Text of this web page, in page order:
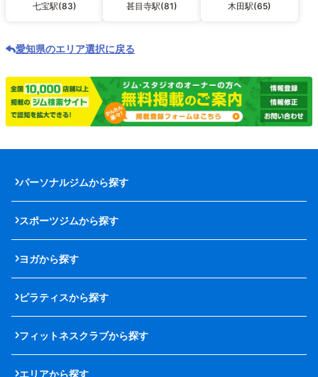
七宝駅(83) 甚目寺駅(81) 木田駅(65)
愛知県のエリア選択に戻る
パーソナルジムから探す
スポーツジムから探す
ヨガから探す
ピラティスから探す
フィットネスクラブから探す
エリアから探す